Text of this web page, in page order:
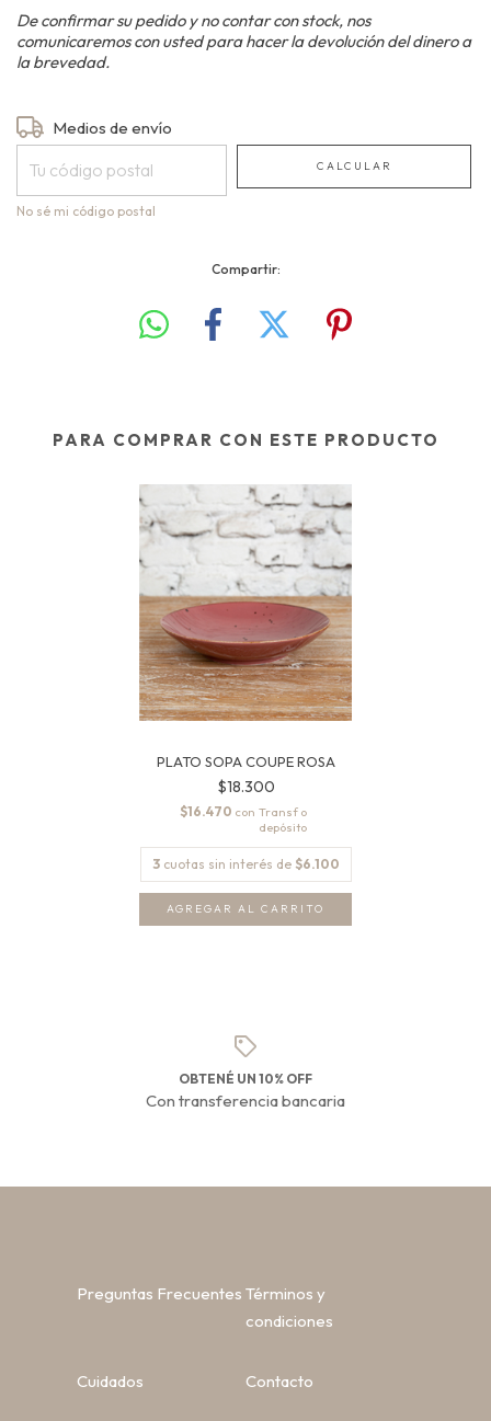
De confirmar su pedido y no contar con stock, nos
comunicaremos con usted para hacer la devolución del dinero a
la brevedad.
Entregas para el CP:
Medios de envío
CALCULAR
No sé mi código postal
Compartir:
PARA COMPRAR CON ESTE PRODUCTO
PLATO SOPA COUPE ROSA
$18.300
$16.470 con
3 cuotas sin interés de $6.100
OBTENÉ UN 10% OFF
Con transferencia bancaria
Preguntas Frecuentes Términos y
condiciones
Cuidados Contacto